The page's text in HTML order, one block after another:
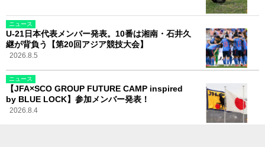
ニュース
U-21日本代表メンバー発表。10番は湘南・石井久
継が背負う【第20回アジア競技大会】
2026.8.5
ニュース
【JFA×SCO GROUP FUTURE CAMP inspired
by BLUE LOCK】参加メンバー発表！
2026.8.4